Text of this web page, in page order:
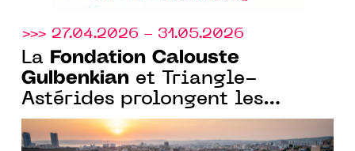
>>> 27.04.2026 - 31.05.2026
La
Fondation Calouste
Gulbenkian et Triangle-
Astérides prolongent les
candidatures pour la résidence
curatoriale à la Friche la Belle